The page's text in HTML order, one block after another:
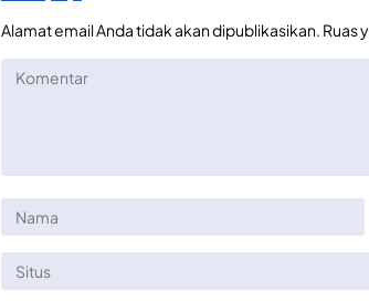
Alamat email Anda tidak akan dipublikasikan. Ruas